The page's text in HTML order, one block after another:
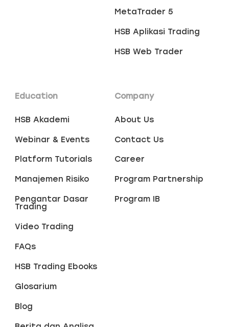
MetaTrader 5
HSB Aplikasi Trading
HSB Web Trader
Education
HSB Akademi
Webinar & Events
Platform Tutorials
Manajemen Risiko
Pengantar Dasar
Trading
Video Trading
FAQs
HSB Trading Ebooks
Glosarium
Blog
Company
About Us
Contact Us
Career
Program Partnership
Program IB